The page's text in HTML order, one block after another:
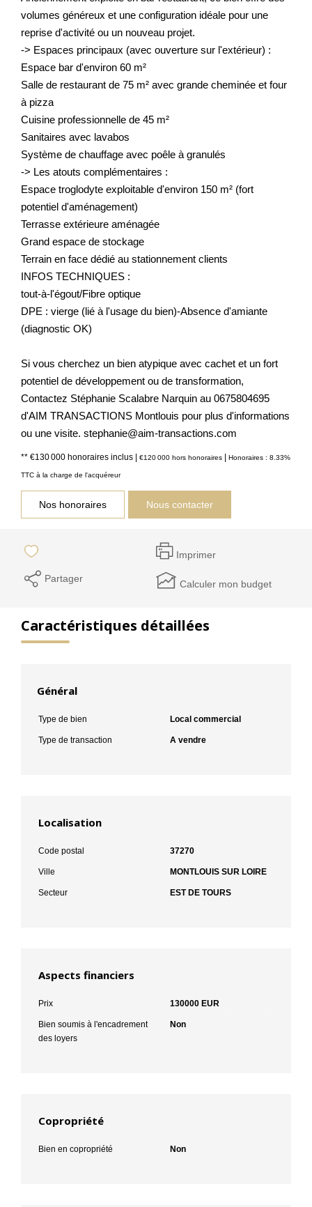
volumes généreux et une configuration idéale pour une
reprise d'activité ou un nouveau projet.
-> Espaces principaux (avec ouverture sur l'extérieur) :
Espace bar d'environ 60 m²
Salle de restaurant de 75 m² avec grande cheminée et four
à pizza
Cuisine professionnelle de 45 m²
Sanitaires avec lavabos
Système de chauffage avec poêle à granulés
-> Les atouts complémentaires :
Espace troglodyte exploitable d'environ 150 m² (fort
potentiel d'aménagement)
Terrasse extérieure aménagée
Grand espace de stockage
Terrain en face dédié au stationnement clients
INFOS TECHNIQUES :
tout-à-l'égout/Fibre optique
DPE : vierge (lié à l'usage du bien)-Absence d'amiante
(diagnostic OK)
Si vous cherchez un bien atypique avec cachet et un fort
potentiel de développement ou de transformation,
Contactez Stéphanie Scalabre Narquin au 0675804695
d'AIM TRANSACTIONS Montlouis pour plus d'informations
ou une visite. stephanie@aim-transactions.com
** €130 000 honoraires inclus | €120 000 hors honoraires | Honoraires : 8.33%
TTC à la charge de l'acquéreur
Nos honoraires Nous contacter
Imprimer
Partager Calculer mon budget
Caractéristiques détaillées
Général
Type de bien Local commercial
Type de transaction A vendre
Localisation
Code postal 37270
Ville MONTLOUIS SUR LOIRE
Secteur EST DE TOURS
Aspects financiers
Prix 130000 EUR
Bien soumis à l'encadrement
des loyers
Non
Copropriété
Bien en copropriété Non